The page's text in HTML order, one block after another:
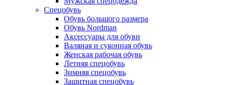
Спецобувь
Обувь большого размера
Обувь Nordman
Аксессуары для обуви
Валяная и суконная обувь
Женская рабочая обувь
Летняя спецобувь
Зимняя спецобувь
Защитная спецобувь